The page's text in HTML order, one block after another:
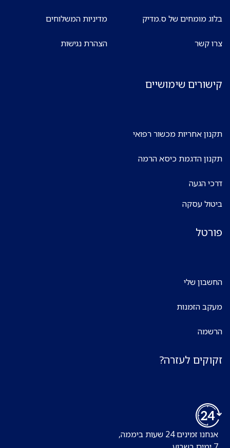
בלוג מומחים של ס.מדיק
צרו קשר
מדיניות המשלוחים
הצהרת נגישות
קישורים שימושיים
תקנון אחריות מכשור רפואי
תקנון הדגמת כיסא הרמה
דרכי הגעה
ביטול עסקה
פורטל
החשבון שלי
מעקב הזמנות
הרשמה
זקוקים לעזרה?
אנחנו זמינים 24 שעות ביממה,